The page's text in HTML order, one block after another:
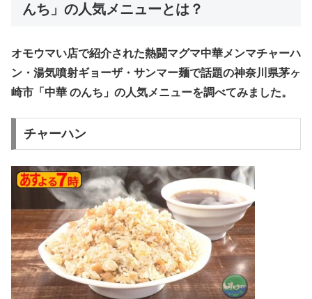
んち」 の人気メニューとは？
オモウマい店で紹介された熱闘マグマ中華メンマチャーハ
ン・湯気噴射ギョーザ・サンマー麺で話題の神奈川県茅ヶ
崎市「中華 のんち」の人気メニューを調べてみました。
チャーハン